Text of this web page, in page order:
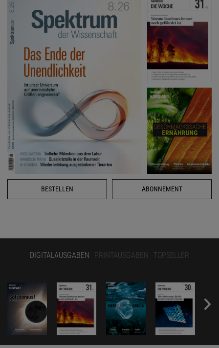
BESTELLEN ABONNEMENT
DIGITALAUSGABEN PRINTAUSGABEN TOPSELLER